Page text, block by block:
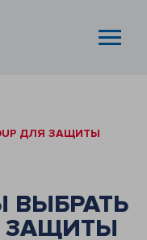
ДЛЯ ЗАЩИТЫ
ВЫБРАТЬ
ЗАЩИТЫ